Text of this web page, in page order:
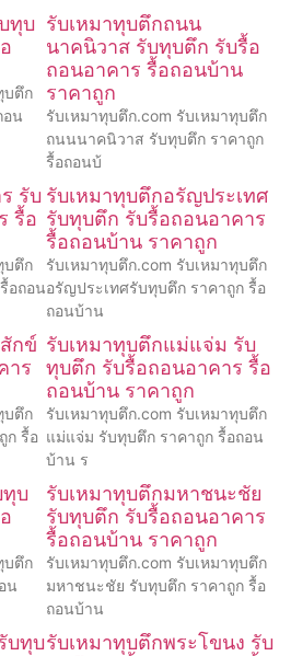
ทุบ
บตึก
อน
รับเหมาทุบตึกถนน
นาคนิวาส รับทุบตึก รับรื้อ
ถอนอาคาร รื้อถอนบ้าน
ราคาถูก
รับเหมาทุบตึก.com รับเหมาทุบตึก
ถนนนาคนิวาส รับทุบตึก ราคาถูก
รื้อถอนบ้
รับ
รื้อ
บตึก
อถอน
รับเหมาทุบตึกอรัญประเทศ
รับทุบตึก รับรื้อถอนอาคาร
รื้อถอนบ้าน ราคาถูก
รับเหมาทุบตึก.com รับเหมาทุบตึก
อรัญประเทศรับทุบตึก ราคาถูก รื้อ
ถอนบ้าน
กข์
าร
บตึก
ก รื้อ
รับเหมาทุบตึกแม่แจ่ม รับ
ทุบตึก รับรื้อถอนอาคาร รื้อ
ถอนบ้าน ราคาถูก
รับเหมาทุบตึก.com รับเหมาทุบตึก
แม่แจ่ม รับทุบตึก ราคาถูก รื้อถอน
บ้าน ร
ทุบ
บตึก
น
รับเหมาทุบตึกมหาชนะชัย
รับทุบตึก รับรื้อถอนอาคาร
รื้อถอนบ้าน ราคาถูก
รับเหมาทุบตึก.com รับเหมาทุบตึก
มหาชนะชัย รับทุบตึก ราคาถูก รื้อ
ถอนบ้าน
บทุบรับเหมาทุบตึกพระโขนง รับ